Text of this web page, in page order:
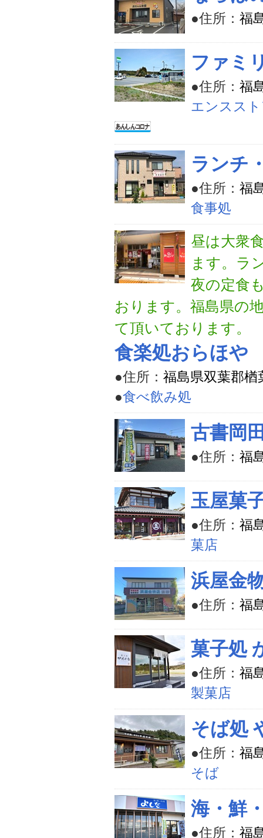
●住所： 福
ファミ
●住所： 福
エンスス
ランチ
●住所： 福
食事処
昼は大衆
ます。ラ
夜の定食
おります。福島県の
て頂いております。
食楽処おらほや
●住所： 福島県双葉郡楢
●食べ飲み処
古書岡
●住所： 福
玉屋菓
●住所： 福
菓店
浜屋金
●住所： 福
菓子処
●住所： 福
製菓店
そば処
●住所： 福
そば
海・鮮
●住所： 福